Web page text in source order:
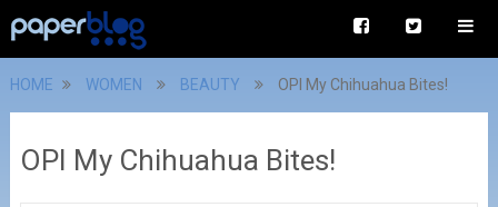
HOME WOMEN BEAUTY OPI My Chihuahua Bites!
OPI My Chihuahua Bites!